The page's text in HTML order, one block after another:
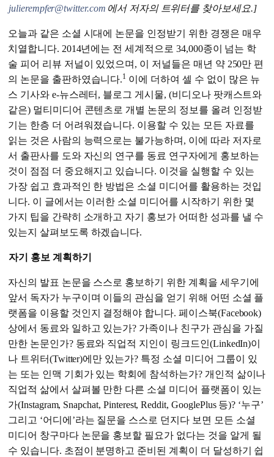
julierempfer@twitter.com 에서 저자의 트위터를 찾아보세요.]
오늘과 같은 소셜 시대에 논문을 인정받기 위한 경쟁은 매우
치열합니다. 2014년에는 전 세계적으로 34,000종이 넘는 학
술 피어 리뷰 저널이 있었으며, 이 저널들은 매년 약 250만 편
의 논문을 출판하였습니다.1 이에 더하여 셀 수 없이 많은 뉴
스 기사와 e-뉴스레터, 블로그 게시물, (비디오나 팟캐스트와
같은) 멀티미디어 콘텐츠로 개별 논문의 정보를 올려 인정받
기는 한층 더 어려워졌습니다. 이용할 수 있는 모든 자료를
읽는 것은 사람의 능력으로는 불가능하며, 이에 따라 저자로
서 출판사를 도와 자신의 연구를 동료 연구자에게 홍보하는
것이 점점 더 중요해지고 있습니다. 이것을 실행할 수 있는
가장 쉽고 효과적인 한 방법은 소셜 미디어를 활용하는 것입
니다. 이 글에서는 이러한 소셜 미디어를 시작하기 위한 몇
가지 팁을 간략히 소개하고 자기 홍보가 어떠한 성과를 낼 수
있는지 살펴보도록 하겠습니다.
자기 홍보 계획하기
자신의 발표 논문을 스스로 홍보하기 위한 계획을 세우기에
앞서 독자가 누구이며 이들의 관심을 얻기 위해 어떤 소셜 플
랫폼을 이용할 것인지 결정해야 합니다. 페이스북(Facebook)
상에서 동료와 일하고 있는가? 가족이나 친구가 관심을 가질
만한 논문인가? 동료와 직업적 지인이 링크드인(LinkedIn)이
나 트위터(Twitter)에만 있는가? 특정 소셜 미디어 그룹이 있
는 또는 인맥 기회가 있는 학회에 참석하는가? 개인적 삶이나
직업적 삶에서 살펴볼 만한 다른 소셜 미디어 플랫폼이 있는
가(Instagram, Snapchat, Pinterest, Reddit, GooglePlus 등)? ‘누구’
그리고 ‘어디에’라는 질문을 스스로 던지다 보면 모든 소셜
미디어 창구마다 논문을 홍보할 필요가 없다는 것을 알게 될
수 있습니다. 초점이 분명하고 준비된 계획이 더 달성하기 쉽